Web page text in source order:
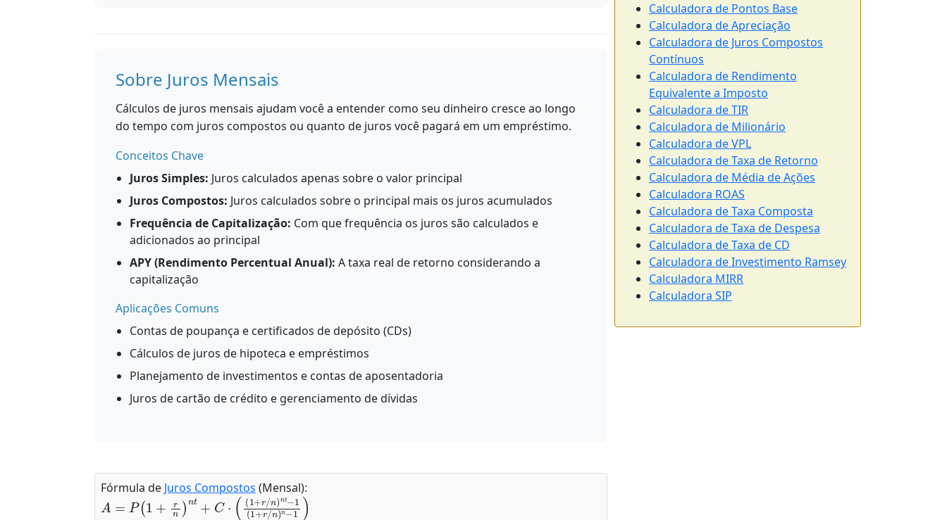
Sobre Juros Mensais
Cálculos de juros mensais ajudam você a entender como seu dinheiro cresce ao longo
do tempo com juros compostos ou quanto de juros você pagará em um empréstimo.
Conceitos Chave
Juros Simples: Juros calculados apenas sobre o valor principal
Juros Compostos: Juros calculados sobre o principal mais os juros acumulados
Frequência de Capitalização: Com que frequência os juros são calculados e
adicionados ao principal
APY (Rendimento Percentual Anual): A taxa real de retorno considerando a
capitalização
Aplicações Comuns
Contas de poupança e certificados de depósito (CDs)
Cálculos de juros de hipoteca e empréstimos
Planejamento de investimentos e contas de aposentadoria
Juros de cartão de crédito e gerenciamento de dívidas
Fórmula de Juros Compostos (Mensal):
A=P(1+ rn)nt+C⋅((1+r/n)nt−1(1+r/n
Calculadora de Pontos Base
Calculadora de Apreciação
Calculadora de Juros Compostos
Contínuos
Calculadora de Rendimento
Equivalente a Imposto
Calculadora de TIR
Calculadora de Milionário
Calculadora de VPL
Calculadora de Taxa de Retorno
Calculadora de Média de Ações
Calculadora ROAS
Calculadora de Taxa Composta
Calculadora de Taxa de Despesa
Calculadora de Taxa de CD
Calculadora de Investimento Ramsey
Calculadora MIRR
Calculadora SIP